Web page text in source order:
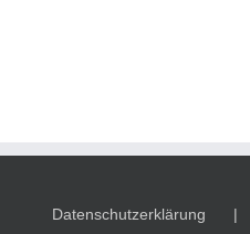
Datenschutzerklärung